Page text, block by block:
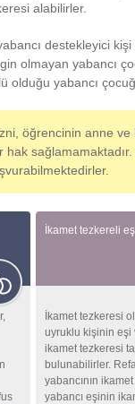
alabilirler.
destekleyici
olmayan yabancı
olduğu yabancı
öğrencinin anne ve
sağlamamaktadır.
İkamet tezkereli
İkamet tezkeresi
uyruklu kişinin eşi
ikamet tezkeresi
bulunabilirler.
yabancının
yabancı eşinin